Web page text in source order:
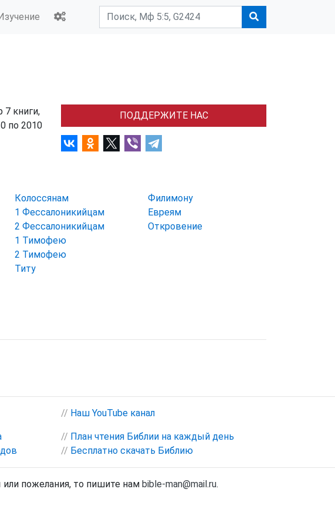
7 книги,
по 2010
ПОДДЕРЖИТЕ НАС
Колоссянам
1 Фессалоникийцам
2 Фессалоникийцам
1 Тимофею
2 Тимофею
Титу
Филимону
Евреям
Откровение
// Наш YouTube канал
// План чтения Библии на каждый день
// Бесплатно скачать Библию
пожелания, то пишите нам bible-man@mail.ru.